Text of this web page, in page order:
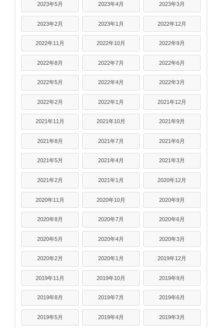
2023年5月 2023年4月 2023年3月
2023年2月 2023年1月 2022年12月
2022年11月 2022年10月 2022年9月
2022年8月 2022年7月 2022年6月
2022年5月 2022年4月 2022年3月
2022年2月 2022年1月 2021年12月
2021年11月 2021年10月 2021年9月
2021年8月 2021年7月 2021年6月
2021年5月 2021年4月 2021年3月
2021年2月 2021年1月 2020年12月
2020年11月 2020年10月 2020年9月
2020年8月 2020年7月 2020年6月
2020年5月 2020年4月 2020年3月
2020年2月 2020年1月 2019年12月
2019年11月 2019年10月 2019年9月
2019年8月 2019年7月 2019年6月
2019年5月 2019年4月 2019年3月